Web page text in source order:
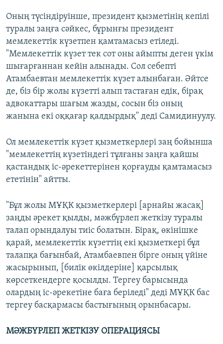
Оның түсіндіруінше, президент қызметінің кепілі
туралы заңға сәйкес, бұрынғы президент
мемлекеттік күзетпен қамтамасыз етіледі.
"Мемлекеттік күзет тек сот оны айыпты деген үкім
шығарғаннан кейін алынады. Сол себепті
Атамбаевтан мемлекеттік күзет алынбаған. Әйтсе
де, біз бір жолы күзетті алып тастаған едік, бірақ
адвокаттары шағым жазды, сосын біз оның
жанына екі оққағар қалдырдық" деді Самидинуулу.
Ол мемлекеттік күзет қызметкерлері заң бойынша
"мемлекеттің күзетіндегі тұлғаны заңға қайшы
қастандық іс-әрекеттерінен қорғауды қамтамасыз
ететінін" айтты.
"Бұл жолы МҰҚК қызметкерлері [арнайы жасақ]
заңды әрекет қылды, мәжбүрлеп жеткізу туралы
талап орындалуы тиіс болатын. Бірақ, өкінішке
қарай, мемлекеттік күзеттің екі қызметкері бұл
талапқа бағынбай, Атамбаевпен бірге оның үйіне
жасырынып, [билік өкілдеріне] қарсылық
көрсеткендерге қосылды. Тергеу барысында
олардың іс-әрекетіне баға беріледі" деді МҰҚК бас
тергеу басқармасы бастығының орынбасары.
МӘЖБҮРЛЕП ЖЕТКІЗУ ОПЕРАЦИЯСЫ